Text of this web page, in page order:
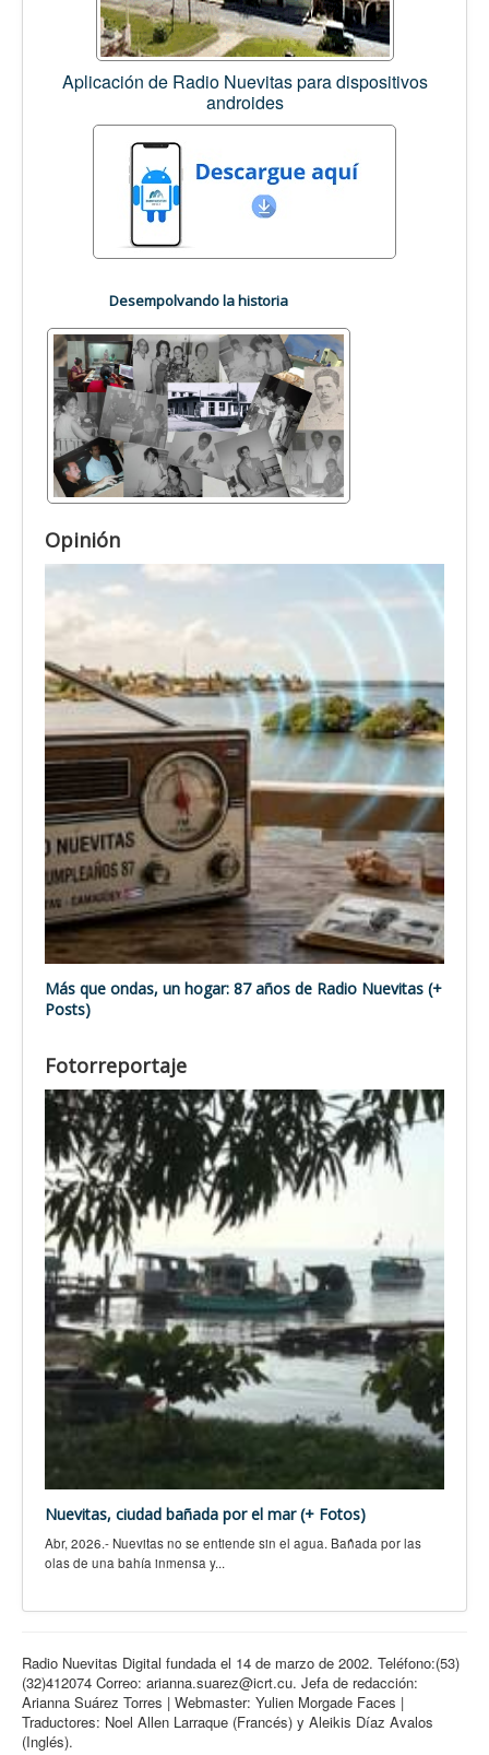
Aplicación de Radio Nuevitas para dispositivos
androides
Desempolvando la historia
Opinión
Más que ondas, un hogar: 87 años de Radio Nuevitas (+
Posts)
Fotorreportaje
Nuevitas, ciudad bañada por el mar (+ Fotos)
Abr, 2026.- Nuevitas no se entiende sin el agua. Bañada por las
olas de una bahía inmensa y...
Radio Nuevitas Digital fundada el 14 de marzo de 2002. Teléfono:(53)
(32)412074 Correo: arianna.suarez@icrt.cu. Jefa de redacción:
Arianna Suárez Torres | Webmaster: Yulien Morgade Faces |
Traductores: Noel Allen Larraque (Francés) y Aleikis Díaz Avalos
(Inglés).